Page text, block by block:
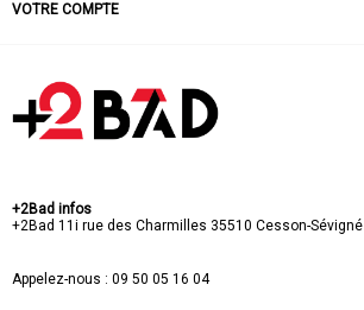
VOTRE COMPTE
+2Bad infos
+2Bad 11i rue des Charmilles 35510 Cesson-Sévigné
Appelez-nous : 09 50 05 16 04